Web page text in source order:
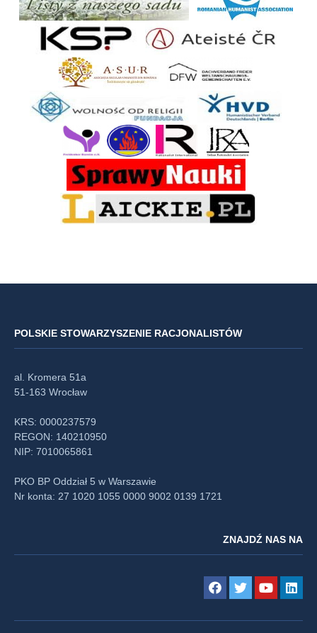
POLSKIE STOWARZYSZENIE RACJONALISTÓW
al. Kromera 51a
51-163 Wrocław
KRS: 0000237579
REGON: 140210950
NIP: 7010065861
PKO BP Oddział 5 w Warszawie
Nr konta: 27 1020 1055 0000 9002 0139 1721
ZNAJDŹ NAS NA